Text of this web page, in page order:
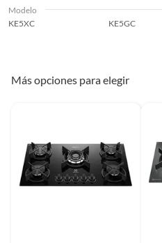
Modelo
KE5XC
KE5GC
Más opciones para elegir